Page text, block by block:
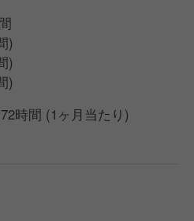
)
)
)
時間 (1ヶ月当たり)